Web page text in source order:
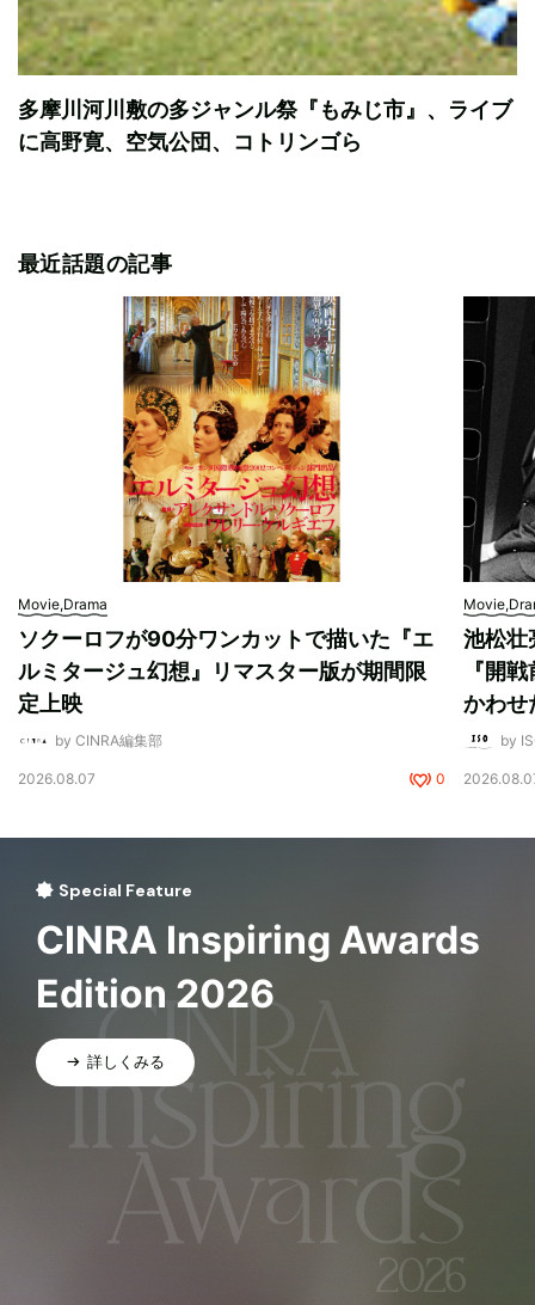
多摩川河川敷の多ジャンル祭『もみじ市』、ライブ
に高野寛、空気公団、コトリンゴら
最近話題の記事
Movie,Drama
ソクーロフが90分ワンカットで描いた『エ
ルミタージュ幻想』リマスター版が期間限
定上映
by CINRA編集部
2026.08.07 0
池松壮
『開
かわせ
by
Special Feature
CINRA Inspiring Awards
Edition 2026
詳しくみる